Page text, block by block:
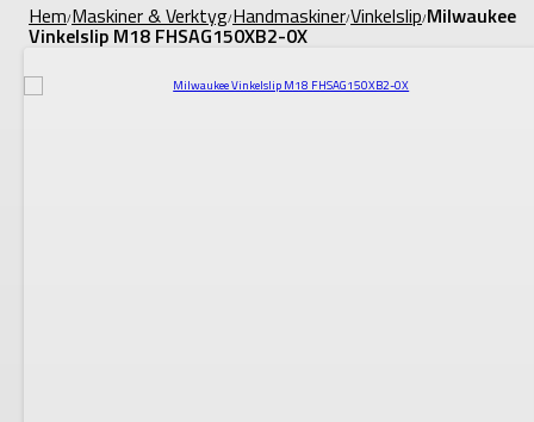
Hem/Maskiner & Verktyg/Handmaskiner/Vinkelslip/Milwaukee
Vinkelslip M18 FHSAG150XB2-0X